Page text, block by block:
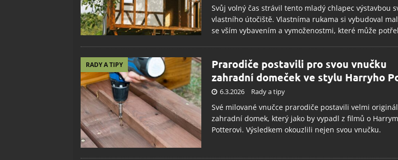
Svůj volný čas strávil tento mladý chlapec výstavbou
vlastního útočiště. Vlastníma rukama si vybudoval
se vším vybavením a vymoženostmi, které může
RADY A TIPY
Prarodiče postavili pro svou vnučku
zahradní domeček ve stylu Harryho
6.3.2026 Rady a tipy
Své milované vnučce prarodiče postavili velmi
zahradní domek, který jako by vypadl z filmů o Harrym
Potterovi. Výsledkem okouzlili nejen svou vnučku.